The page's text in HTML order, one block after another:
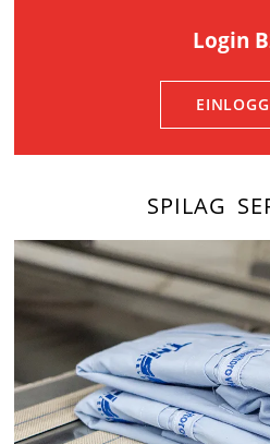
Login
SPILAG